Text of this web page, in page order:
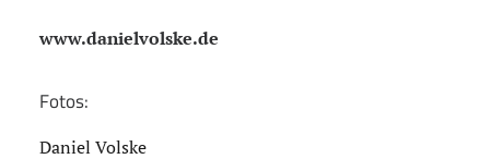
www.danielvolske.de
Fotos:
Daniel Volske